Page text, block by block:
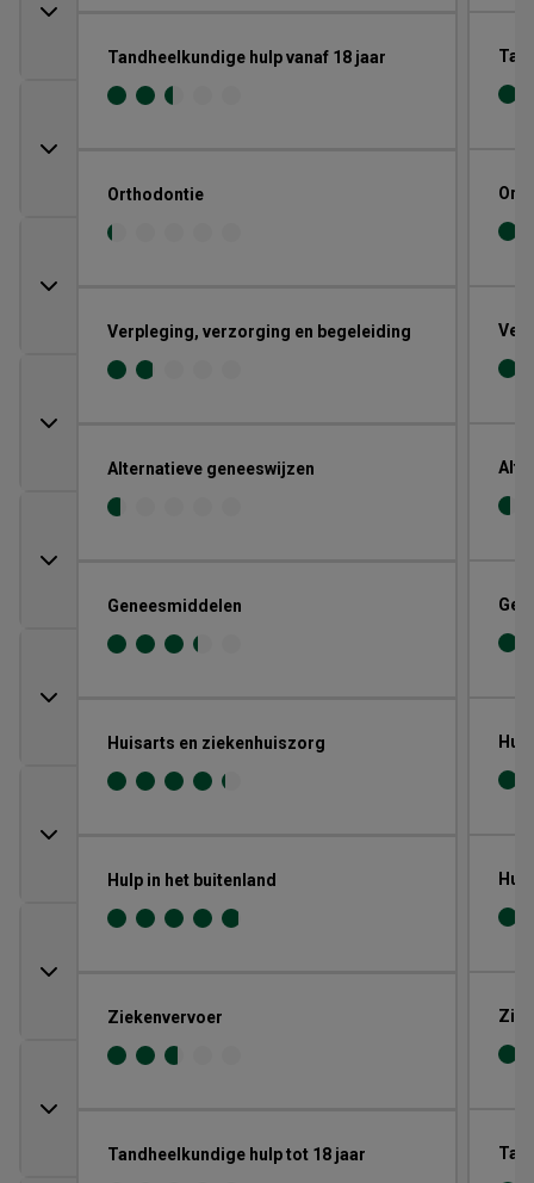
Tandheelkundige hulp vanaf 18 jaar
Orthodontie
Verpleging, verzorging en begeleiding
Alternatieve geneeswijzen
Geneesmiddelen
Huisarts en ziekenhuiszorg
Hulp in het buitenland
Ziekenvervoer
Tandheelkundige hulp tot 18 jaar